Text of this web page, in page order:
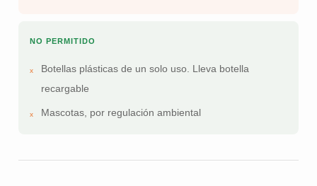
NO PERMITIDO
Botellas plásticas de un solo uso. Lleva botella
recargable
Mascotas, por regulación ambiental